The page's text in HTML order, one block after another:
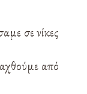
σε νίκες
από